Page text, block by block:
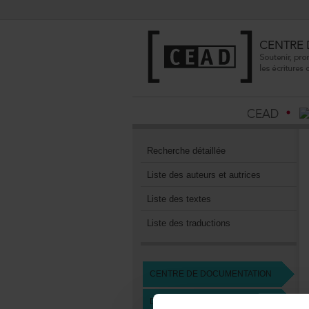
Recherchedétaillée
Listedesauteursetautrices
Listedestextes
Listedestraductions
CENTREDEDOCUMENTATION
DEVENIRMEMBREDUCEAD